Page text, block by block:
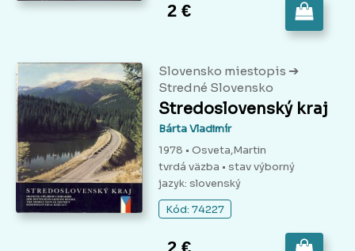
2 €
Slovensko miestopis ➔
Stredné Slovensko
Stredoslovenský kraj
Bárta Vladimír
1978 • Osveta,Martin
tvrdá väzba • stav výborný
jazyk: slovenský
Kód: 74227